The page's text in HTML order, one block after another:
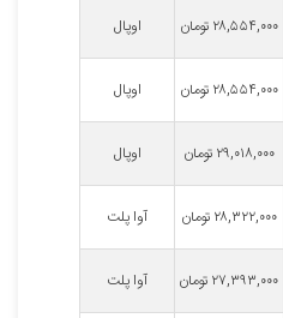
۲۸,۵۵۴,۰۰۰ تومان اوپال
۲۸,۵۵۴,۰۰۰ تومان اوپال
۲۹,۰۱۸,۰۰۰ تومان اوپال
۲۸,۳۲۲,۰۰۰ تومان آوا پلت
۲۷,۳۹۳,۰۰۰ تومان آوا پلت